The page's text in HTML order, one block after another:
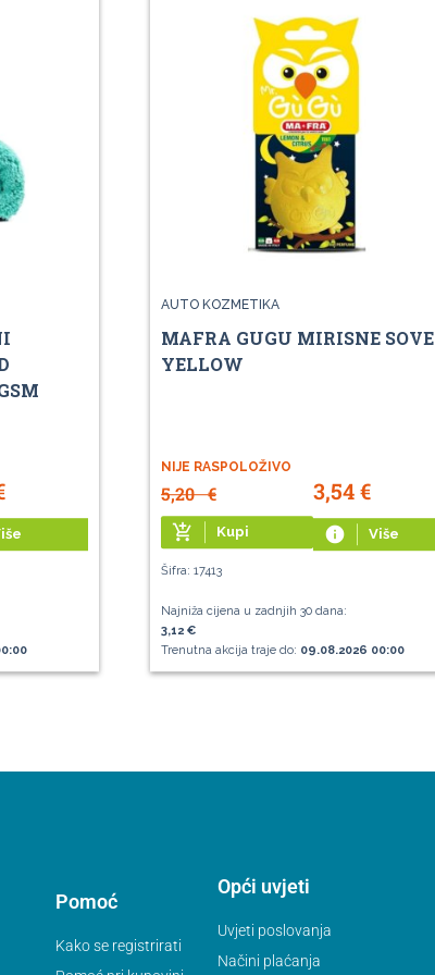
AUTO KOZMETIKA
MAFRA GUGU MIRISNE SOVE
YELLOW
NIJE RASPOLOŽIVO
5,20€ 3,54€
add_shopping_cart Kupi info Više
Šifra: 17413
Najniža cijena u zadnjih 30 dana:
3,12 €
Trenutna akcija traje do: 09.08.2026 00:00
Pomoć
Kako se registrirati
Opći uvjeti
Uvjeti poslovanja
Načini plaćanja